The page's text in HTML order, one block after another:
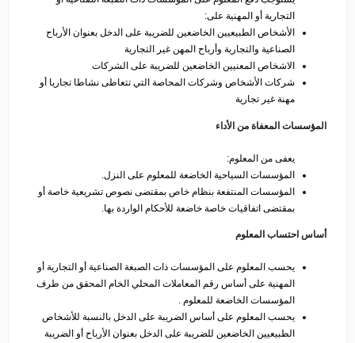
التجارية أو المهنية على:
الأشخاص الطبيعيين الخاضعين للضريبة على الدخل بعنوان الأرباح
الصناعية والتجارية وأرباح المهن غير التجارية
الاشخاص المعنيين الخاضعين للضريبة على الشركات
شركات الأشخاص وشركات المحاصة التي تتعاطى نشاطا تجاريا أو
مهنة غير تجارية
المؤسسات المعفاة من الأداء
يعفى من المعلوم:
المؤسسات السياحية الخاضعة للمعلوم على النزل.
المؤسسات المنتفعة بنظام خاص بمقتضى نصوص تشريعية خاصة أو
بمقتضى اتفاقيات خاصة خاضعة للأحكام الواردة بها.
أساس احتساب المعلوم
يحسب المعلوم على المؤسسات ذات الصبغة الصناعية أو التجارية أو
المهنية على أساس رقم المعاملات المحلي الخام المحقق من طرف
المؤسسات الخاضعة للمعلوم .
يحسب المعلوم على أساس الضريبة على الدخل بالنسبة للأشخاص
الطبيعيين الخاضعين للضريبة على الدخل بعنوان الأرباح أو الضريبة